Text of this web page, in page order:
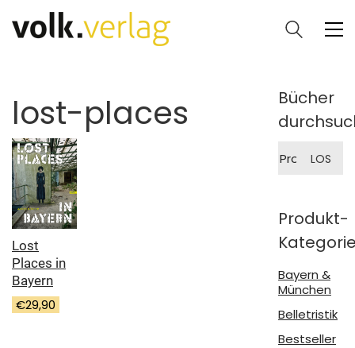
lost-places
Lost
Places in
Bayern
€29,90
Bücher
nach:
LOS
Produkt-
Bayern &
München
Belletristik
Bestseller